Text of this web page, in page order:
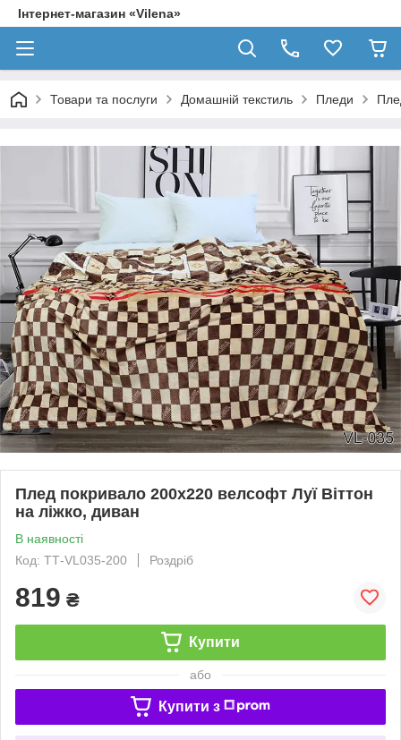
Інтернет-магазин «Vilena»
Товари та послуги Домашній текстиль Пледи
Плед покривало 200х220 велсофт Луї Віттон
на ліжко, диван
В наявності
Код: ТТ-VL035-200
Роздріб
819 ₴
Купити
або
Купити з